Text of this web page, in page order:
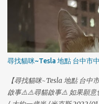
尋找貓咪~Tesla 地點 台中市
【尋找貓咪~Tesla 地點 台
啟事⚠️⚠️尋貓啟事⚠️ 如果願意